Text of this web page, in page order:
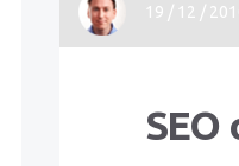
19 / 12 /
SEO